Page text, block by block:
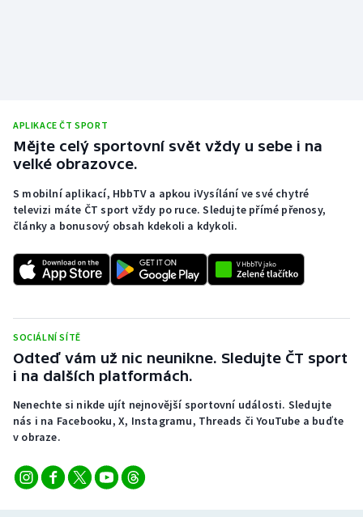
APLIKACE ČT SPORT
Mějte celý sportovní svět vždy u sebe i na
velké obrazovce.
S mobilní aplikací, HbbTV a apkou iVysílání ve své chytré
televizi máte ČT sport vždy po ruce. Sledujte přímé přenosy,
články a bonusový obsah kdekoli a kdykoli.
SOCIÁLNÍ SÍTĚ
Odteď vám už nic neunikne. Sledujte ČT sport
i na dalších platformách.
Nenechte si nikde ujít nejnovější sportovní události. Sledujte
nás i na Facebooku, X, Instagramu, Threads či YouTube a buďte
v obraze.